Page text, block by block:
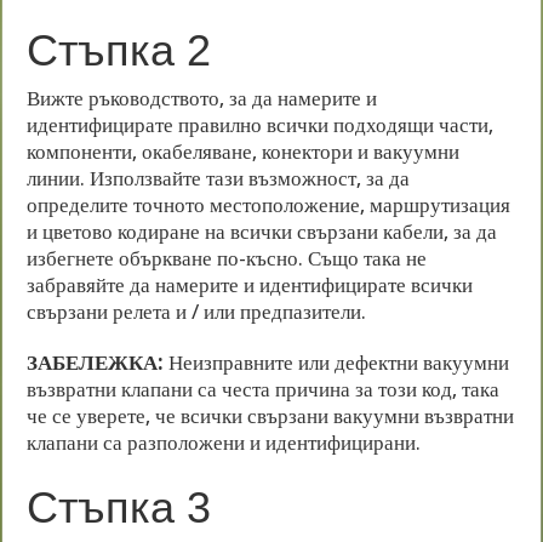
Стъпка 2
Вижте ръководството, за да намерите и
идентифицирате правилно всички подходящи части,
компоненти, окабеляване, конектори и вакуумни
линии. Използвайте тази възможност, за да
определите точното местоположение, маршрутизация
и цветово кодиране на всички свързани кабели, за да
избегнете объркване по-късно. Също така не
забравяйте да намерите и идентифицирате всички
свързани релета и / или предпазители.
ЗАБЕЛЕЖКА: Неизправните или дефектни вакуумни
възвратни клапани са честа причина за този код, така
че се уверете, че всички свързани вакуумни възвратни
клапани са разположени и идентифицирани.
Стъпка 3